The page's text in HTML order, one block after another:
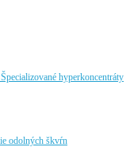
Špecializované hyperkoncentráty
odolných škvŕn